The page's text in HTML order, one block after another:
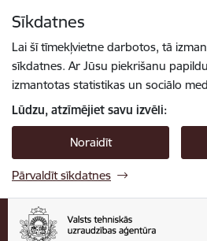
Sīkdatnes
Lai šī tīmekļvietne darbotos, tā
sīkdatnes. Ar Jūsu piekrišanu
izmantotas statistikas un sociālo
Lūdzu, atzīmējiet savu izvēli:
Noraidīt
Pārvaldīt sīkdatnes